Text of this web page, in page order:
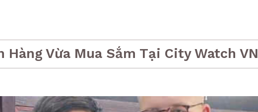
Hàng Vừa Mua Sắm Tại City Watch VN